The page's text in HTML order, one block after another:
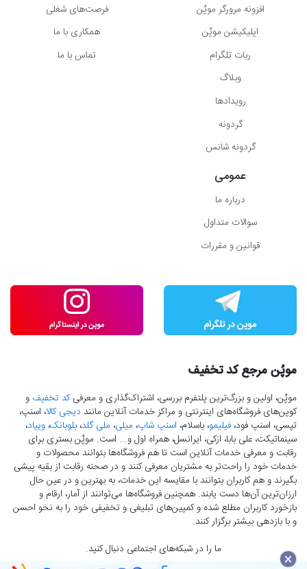
افزونه مرورگر موپُن
اپلیکیشن موپُن
ربات تلگرام
وبلاگ
رویدادها
گردونه
گردونه شانس
فرصت‌های شغلی
همکاری با ما
تماس با ما
عمومی
درباره ما
سوالات متداول
قوانین و مقررات
موپُن مرجع کد تخفیف
موپُن، اولین و بزرگ‌ترین پلتفرم بررسی، اشتراک‌گذاری و معرفیکد تخفیف و
کوپن‌های فروشگاه‌های اینترنتی و مراکز خدمات آنلاین مانند دیجی کالا، اسنپ،
تپسی، اسنپ فود، فیلیمو، باسلام، اسنپ شاپ، میلی، ملی گلد، بلوبانک، ویپاد،
سینماتیکت، علی بابا، ازکی، ایرانسل، همراه اول و... است. موپُن بستری برای
رقابت و معرفی خدمات آنلاین است تا هم فروشگاه‌ها بتوانند محصولات و
خدمات خود را راحت‌تر به مشتریان معرفی کنند و در صحنه رقابت از بقیه پیشی
بگیرند و هم کاربران بتوانند با مقایسه این خدمات، به بهترین و در عین حال
ارزان‌ترین آن‌ها دست‌ یابند. همچنین فروشگاه‌ها می‌توانند از آمار، ارقام و
بازخورد کاربران مطلع شده و کمپین‌های تبلیغی و تخفیفی خود را به نحو احسن
و با بازدهی بیشتر برگزار کنند.
ما را در شبکه‌های اجتماعی دنبال کنید.
×